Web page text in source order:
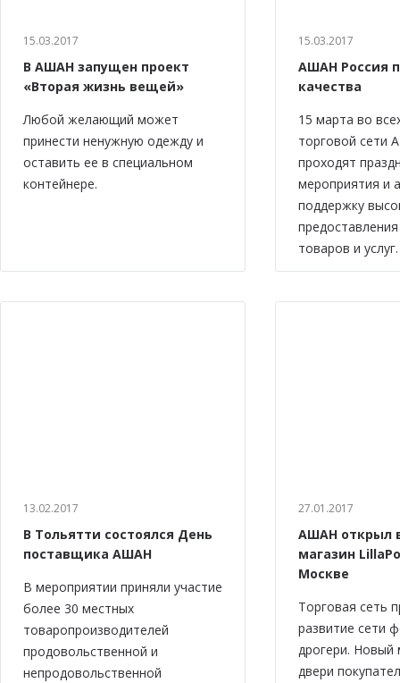
15.03.2017
В АШАН запущен проект
«Вторая жизнь вещей»
Любой желающий может
принести ненужную одежду и
оставить ее в специальном
контейнере.
15.03.2017
АШАН Россия
качества
15 марта во
торговой сети
проходят
мероприятия и
поддержку
товаров и услуг.
13.02.2017
В Тольятти состоялся День
поставщика АШАН
В мероприятии приняли участие
более 30 местных
товаропроизводителей
продовольственной и
непродовольственной
27.01.2017
АШАН открыл
магазин
Москве
Торговая сеть
развитие сети
дрогери. Новый
двери